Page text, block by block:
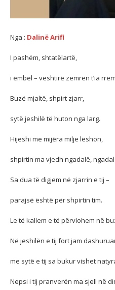
Nga : Dalinë Arifi
I pashëm, shtatëlartë,
i ëmbël – vështirë zemrën t’ia
Buzë mjaltë, shpirt zjarr,
sytë jeshilë të huton nga larg.
Hijeshi me mijëra milje lëshon,
shpirtin ma vjedh ngadalë,
Sa dua të digjem në zjarrin e tij –
parajsë është për shpirtin tim.
Le të kallem e të përvlohem në
Në jeshilën e tij fort jam
me sytë e tij sa bukur vishet
Nepsi i tij pranverën ma sjell në